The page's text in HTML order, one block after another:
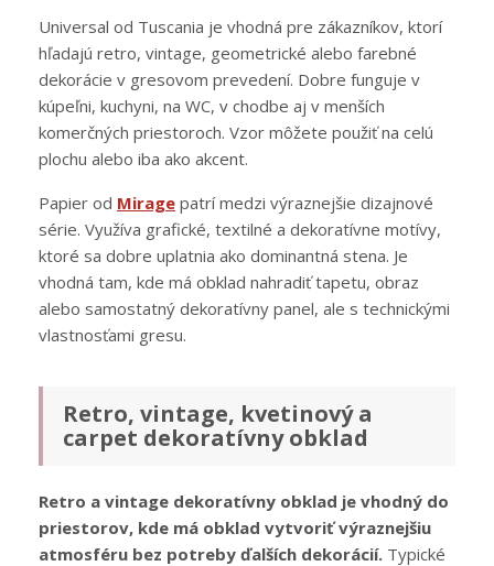
Universal od Tuscania je vhodná pre zákazníkov, ktorí
hľadajú retro, vintage, geometrické alebo farebné
dekorácie v gresovom prevedení. Dobre funguje v
kúpeľni, kuchyni, na WC, v chodbe aj v menších
komerčných priestoroch. Vzor môžete použiť na celú
plochu alebo iba ako akcent.
Papier od Mirage patrí medzi výraznejšie dizajnové
série. Využíva grafické, textilné a dekoratívne motívy,
ktoré sa dobre uplatnia ako dominantná stena. Je
vhodná tam, kde má obklad nahradiť tapetu, obraz
alebo samostatný dekoratívny panel, ale s technickými
vlastnosťami gresu.
Retro, vintage, kvetinový a
carpet dekoratívny obklad
Retro a vintage dekoratívny obklad je vhodný do
priestorov, kde má obklad vytvoriť výraznejšiu
atmosféru bez potreby ďalších dekorácií. Typické